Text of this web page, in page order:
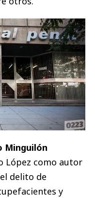
Minguilón
López como autor
delito de
y